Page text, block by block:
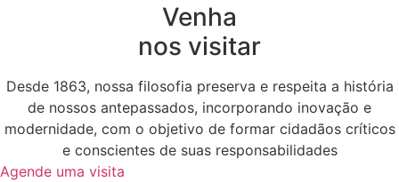
Venha
nos visitar
Desde 1863, nossa filosofia preserva e respeita a história
de nossos antepassados, incorporando inovação e
modernidade, com o objetivo de formar cidadãos críticos
e conscientes de suas responsabilidades
Agende uma visita